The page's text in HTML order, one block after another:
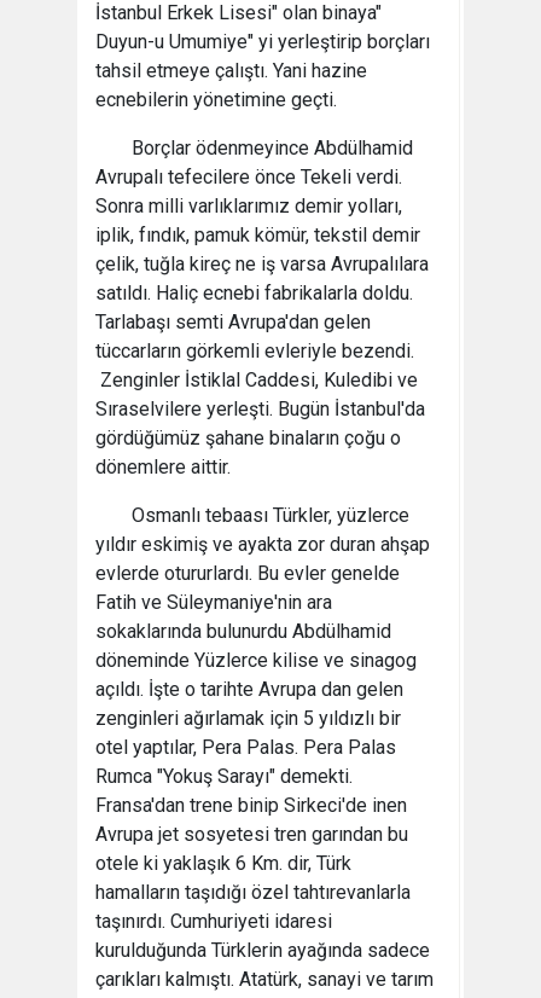
İstanbul Erkek Lisesi" olan binaya"
Duyun-u Umumiye" yi yerleştirip borçları
tahsil etmeye çalıştı. Yani hazine
ecnebilerin yönetimine geçti.
Borçlar ödenmeyince Abdülhamid
Avrupalı tefecilere önce Tekeli verdi.
Sonra milli varlıklarımız demir yolları,
iplik, fındık, pamuk kömür, tekstil demir
çelik, tuğla kireç ne iş varsa Avrupalılara
satıldı. Haliç ecnebi fabrikalarla doldu.
Tarlabaşı semti Avrupa'dan gelen
tüccarların görkemli evleriyle bezendi.
Zenginler İstiklal Caddesi, Kuledibi ve
Sıraselvilere yerleşti. Bugün İstanbul'da
gördüğümüz şahane binaların çoğu o
dönemlere aittir.
Osmanlı tebaası Türkler, yüzlerce
yıldır eskimiş ve ayakta zor duran ahşap
evlerde otururlardı. Bu evler genelde
Fatih ve Süleymaniye'nin ara
sokaklarında bulunurdu Abdülhamid
döneminde Yüzlerce kilise ve sinagog
açıldı. İşte o tarihte Avrupa dan gelen
zenginleri ağırlamak için 5 yıldızlı bir
otel yaptılar, Pera Palas. Pera Palas
Rumca "Yokuş Sarayı" demekti.
Fransa'dan trene binip Sirkeci'de inen
Avrupa jet sosyetesi tren garından bu
otele ki yaklaşık 6 Km. dir, Türk
hamalların taşıdığı özel tahtırevanlarla
taşınırdı. Cumhuriyeti idaresi
kurulduğunda Türklerin ayağında sadece
çarıkları kalmıştı. Atatürk, sanayi ve tarım